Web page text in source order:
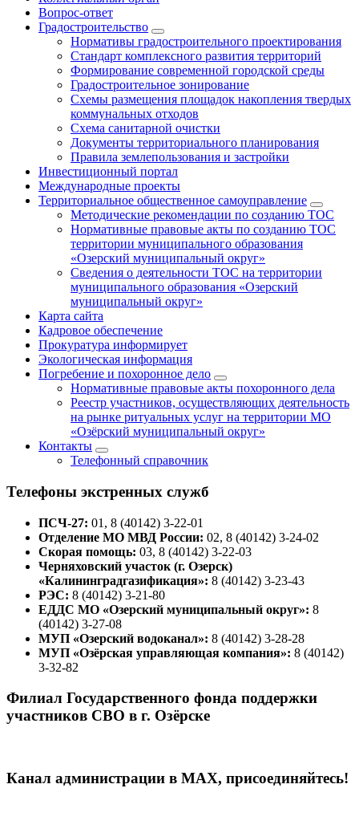
Вопрос-ответ
Градостроительство
Нормативы градостроительного проектирования
Стандарт комплексного развития территорий
Формирование современной городской среды
Градостроительное зонирование
Схемы размещения площадок накопления твердых
коммунальных отходов
Схема санитарной очистки
Документы территориального планирования
Правила землепользования и застройки
Инвестиционный портал
Международные проекты
Территориальное общественное самоуправление
Методические рекомендации по созданию ТОС
Нормативные правовые акты по созданию ТОС
территории муниципального образования
«Озерский муниципальный округ»
Сведения о деятельности ТОС на территории
муниципального образования «Озерский
муниципальный округ»
Карта сайта
Кадровое обеспечение
Прокуратура информирует
Экологическая информация
Погребение и похоронное дело
Нормативные правовые акты похоронного дела
Реестр участников, осуществляющих деятельность
на рынке ритуальных услуг на территории МО
«Озёрский муниципальный округ»
Контакты
Телефонный справочник
Телефоны экстренных служб
ПСЧ-27: 01, 8 (40142) 3-22-01
Отделение МО МВД России: 02, 8 (40142) 3-24-02
Скорая помощь: 03, 8 (40142) 3-22-03
Черняховский участок (г. Озерск)
«Калининградгазификация»: 8 (40142) 3-23-43
РЭС: 8 (40142) 3-21-80
ЕДДС МО «Озерский муниципальный округ»: 8
(40142) 3-27-08
МУП «Озерский водоканал»: 8 (40142) 3-28-28
МУП «Озёрская управляющая компания»: 8 (40142)
3-32-82
Филиал Государственного фонда поддержки
участников СВО в г. Озёрске
Канал администрации в МАХ, присоединяйтесь!